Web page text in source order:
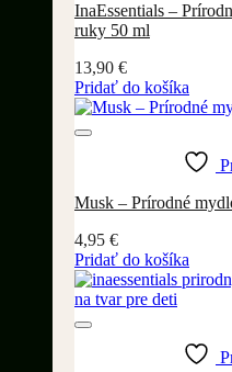
InaEssentials –
ruky 50 ml
13,90 €
Pridať do košíka
Musk – Prírodné
4,95 €
Pridať do košíka